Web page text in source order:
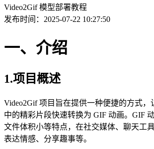
Video2Gif 模型部署教程
发布时间： 2025-07-22 10:27:50
一、介绍
1.项目概述
Video2Gif 项目旨在提供一种便捷的方式，
中的精彩片段快速转换为 GIF 动画。GIF
文件体积小等特点，在社交媒体、聊天工
表达情感、分享趣事等。